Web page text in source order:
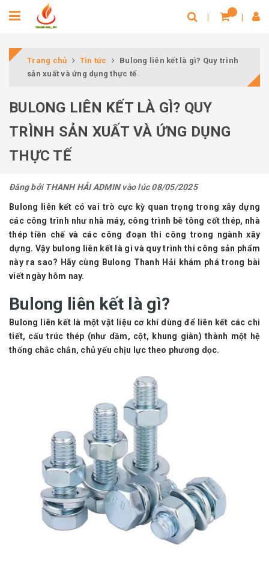
Trang chủ Tin tức
Bulong liên kết là gì? Quy trình
sản xuất và ứng dụng thực tế
BULONG LIÊN KẾT LÀ GÌ? QUY
TRÌNH SẢN XUẤT VÀ ỨNG DỤNG
THỰC TẾ
Đăng bởiTHANH HẢI ADMINvào lúc 08/05/2025
Bulong liên kết có vai trò cực kỳ quan trọng trong xây dựng
các công trình như nhà máy, công trình bê tông cốt thép, nhà
thép tiền chế và các công đoạn thi công trong ngành xây
dựng. Vậy bulong liên kết là gì và quy trình thi công sản phẩm
này ra sao? Hãy cùng Bulong Thanh Hải khám phá trong bài
viết ngày hôm nay.
Bulong liên kết là gì?
Bulong liên kết là một vật liệu cơ khí dùng để liên kết các chi
tiết, cấu trúc thép (như dầm, cột, khung giàn) thành một hệ
thống chắc chắn, chủ yếu chịu lực theo phương dọc.